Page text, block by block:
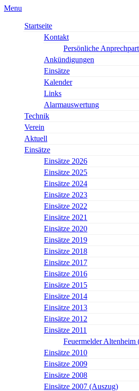
Menu
Startseite
Kontakt
Persönliche
Ankündigungen
Einsätze
Kalender
Links
Alarmauswertung
Technik
Verein
Aktuell
Einsätze
Einsätze 2026
Einsätze 2025
Einsätze 2024
Einsätze 2023
Einsätze 2022
Einsätze 2021
Einsätze 2020
Einsätze 2019
Einsätze 2018
Einsätze 2017
Einsätze 2016
Einsätze 2015
Einsätze 2014
Einsätze 2013
Einsätze 2012
Einsätze 2011
Feuermelder Altenheim
Einsätze 2010
Einsätze 2009
Einsätze 2008
Einsätze 2007 (Auszug)